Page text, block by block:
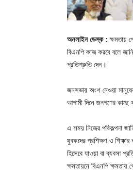
অনলাইন ডেস্ক : ক্ষমতায়
বিএনপি কাজ করবে বলে
প্রতিশ্রুতি দেন।
জনসভায় অংশ নেওয়া
আগামী দিনে জনগণের কাছে
এ সময় নিজের পরিকল্পনা
যুবকদের প্রশিক্ষণ ও
হিসেবে যাওয়া বা ব্যবসা
ক্ষমতায়নে বিএনপি ক্ষমতায়